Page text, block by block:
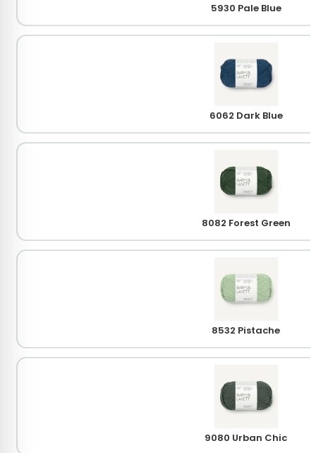
5930 Pale Blue
6062 Dark Blue
8082 Forest Green
8532 Pistache
9080 Urban Chic